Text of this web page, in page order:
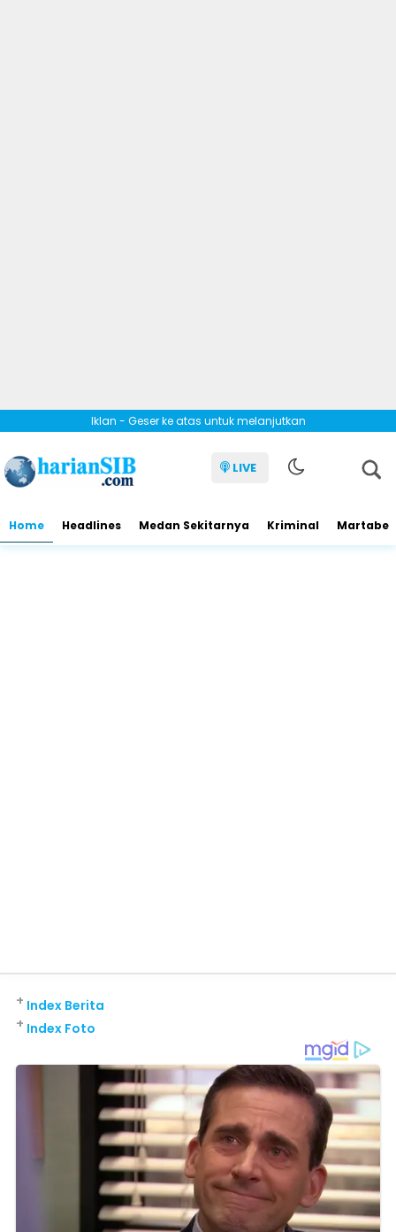
Iklan - Geser ke atas untuk melanjutkan
LIVE
Home Headlines Medan Sekitarnya Kriminal Martabe
Index Berita
+
Index Foto
+